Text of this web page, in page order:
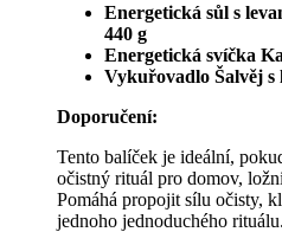
Energetická sůl s
440 g
Energetická svíčka
Vykuřovadlo Šalvěj s
Doporučení:
Tento balíček je ideální,
očistný rituál pro domov,
Pomáhá propojit sílu očisty,
jednoho jednoduchého rituálu.